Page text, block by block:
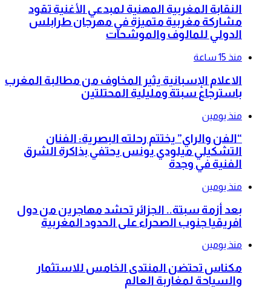
النقابة المغربية المهنية لمبدعي الأغنية تقود
مشاركة مغربية متميزة في مهرجان طرابلس
الدولي للمالوف والموشحات
منذ 15 ساعة
الاعلام الإسبانية يثير المخاوف من مطالبة المغرب
باسترجاع سبتة ومليلية المحتلتين
منذ يومين
“الفن والراي” يختتم رحلته البصرية: الفنان
التشكيلي ميلودي يونس يحتفي بذاكرة الشرق
الفنية في وجدة
منذ يومين
بعد أزمة سبتة.. الجزائر تحشد مهاجرين من دول
افريقيا جنوب الصحراء على الحدود المغربية
منذ يومين
مكناس تحتضن المنتدى الخامس للاستثمار
والسياحة لمغاربة العالم